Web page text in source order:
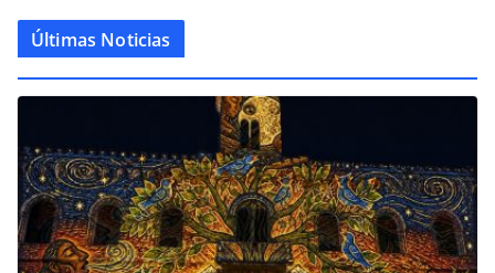
Últimas Noticias